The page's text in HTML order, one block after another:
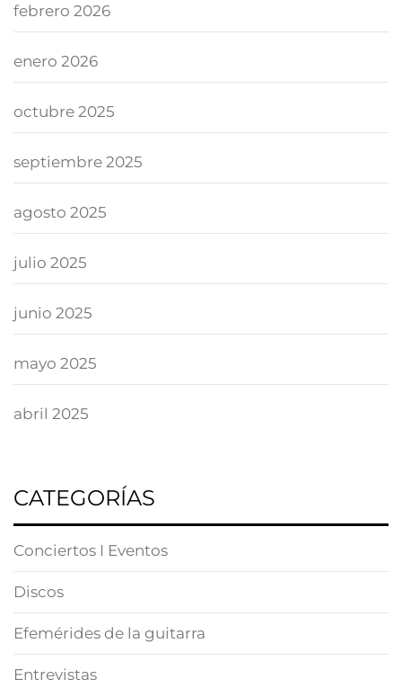
febrero 2026
enero 2026
octubre 2025
septiembre 2025
agosto 2025
julio 2025
junio 2025
mayo 2025
abril 2025
CATEGORÍAS
Conciertos I Eventos
Discos
Efemérides de la guitarra
Entrevistas